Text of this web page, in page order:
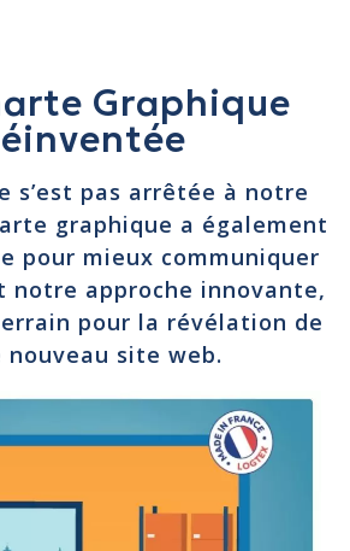
Graphique
s’est pas arrêtée à notre
graphique a également
pour mieux communiquer
notre approche innovante,
pour la révélation de
nouveau site web.